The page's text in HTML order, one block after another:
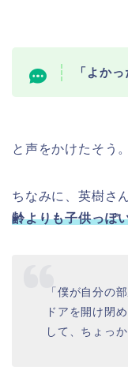
「よかっ
と声をかけたそう。
ちなみに、英樹さ
齢よりも子供っぽ
「僕が自分の
ドアを開け閉
して、ちょっ